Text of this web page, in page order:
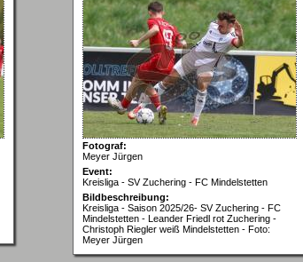
Fotograf:
Meyer Jürgen
Event:
Kreisliga - SV Zuchering - FC Mindelstetten
Bildbeschreibung:
Kreisliga - Saison 2025/26- SV Zuchering - FC
Mindelstetten - Leander Friedl rot Zuchering -
Christoph Riegler weiß Mindelstetten - Foto:
Meyer Jürgen